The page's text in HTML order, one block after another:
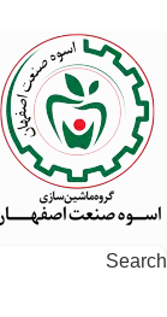
Search